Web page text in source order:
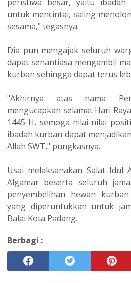
peristiwa besar, yaitu ibadah
untuk mencintai, saling
sesama," tegasnya.
Dia pun mengajak seluruh
dapat senantiasa mengambil
kurban sehingga dapat terus
"Akhirnya atas nama
mengucapkan selamat Hari
1445 H, semoga nilai-nilai
ibadah kurban dapat
Allah SWT," pungkasnya.
Usai melaksanakan Salat Idul
Algamar beserta seluruh
penyembelihan hewan
yang diperuntukkan untuk
Balai Kota Padang.
Berbagi :